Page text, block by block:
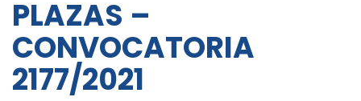
PLAZAS –
CONVOCATORIA
2177/2021